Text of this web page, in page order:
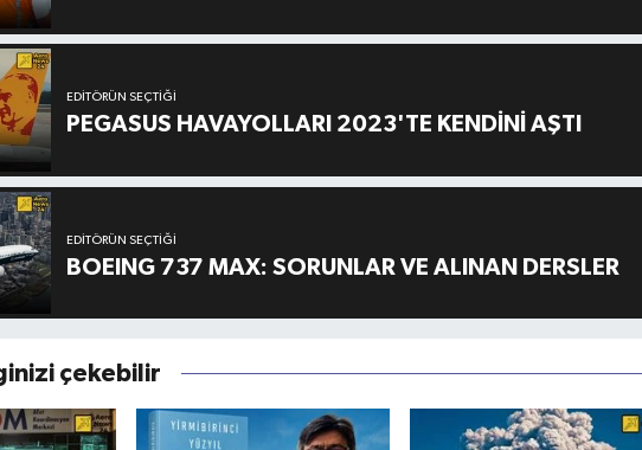
EDITÖRÜN SEÇTIĞI
PEGASUS HAVAYOLLARI 2023'TE KENDİNİ AŞTI
EDITÖRÜN SEÇTIĞI
BOEING 737 MAX: SORUNLAR VE ALINAN DERSLER
çekebilir